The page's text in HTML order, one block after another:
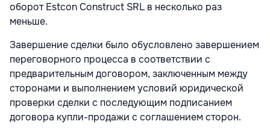
оборот Estcon Construct SRL в несколько раз
меньше.
Завершение сделки было обусловлено завершением
переговорного процесса в соответствии с
предварительным договором, заключенным между
сторонами и выполнением условий юридической
проверки сделки с последующим подписанием
договора купли-продажи с соглашением сторон.